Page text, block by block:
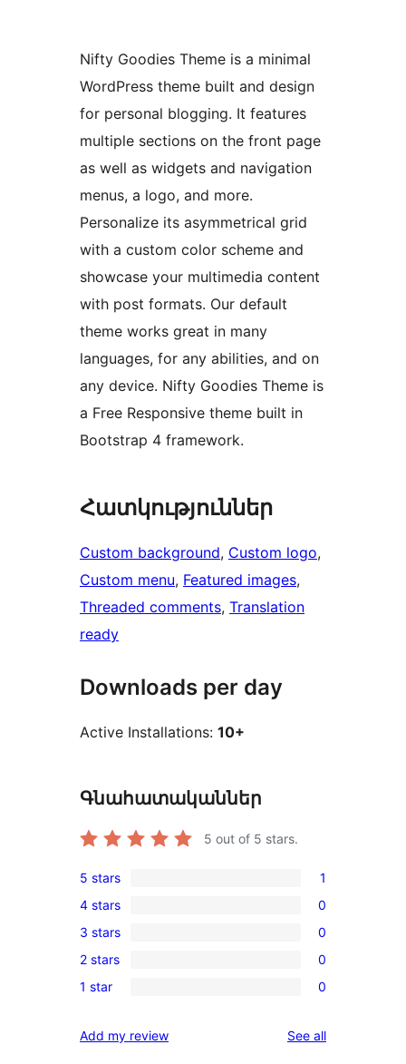
Nifty Goodies Theme is a minimal
WordPress theme built and design
for personal blogging. It features
multiple sections on the front page
as well as widgets and navigation
menus, a logo, and more.
Personalize its asymmetrical grid
with a custom color scheme and
showcase your multimedia content
with post formats. Our default
theme works great in many
languages, for any abilities, and on
any device. Nifty Goodies Theme is
a Free Responsive theme built in
Bootstrap 4 framework.
Հատկություններ
Custom background, Custom logo
Custom menu, Featured images
Threaded comments, Translation
ready
Downloads per day
Active Installations: 10+
Գնահատականներ
5 out of 5 stars.
1
5-
star
review
5 stars 1
0
4-
star
reviews
4 stars 0
0
3-
star
3 stars 0
0
2-
reviews
2 stars 0
0
star
1 star 0
Add my review See allreviews